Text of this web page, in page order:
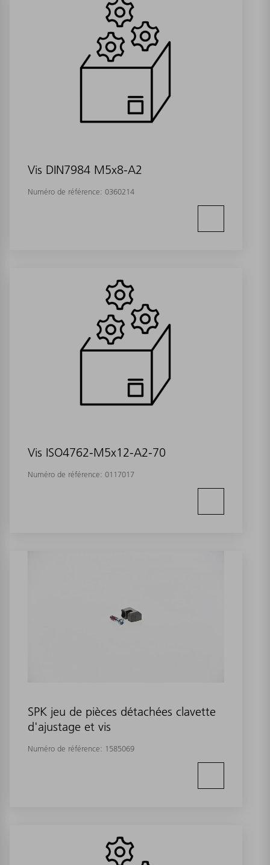
Vis DIN7984 M5x8-A2
Numéro de référence: 0360214
Vis ISO4762-M5x12-A2-70
Numéro de référence: 0117017
SPK jeu de pièces détachées clavette
d'ajustage et vis
Numéro de référence: 1585069